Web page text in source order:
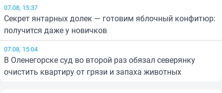
07.08, 15:37
Секрет янтарных долек — готовим яблочный конфитюр:
получится даже у новичков
07.08, 15:04
В Оленегорске суд во второй раз обязал северянку
очистить квартиру от грязи и запаха животных